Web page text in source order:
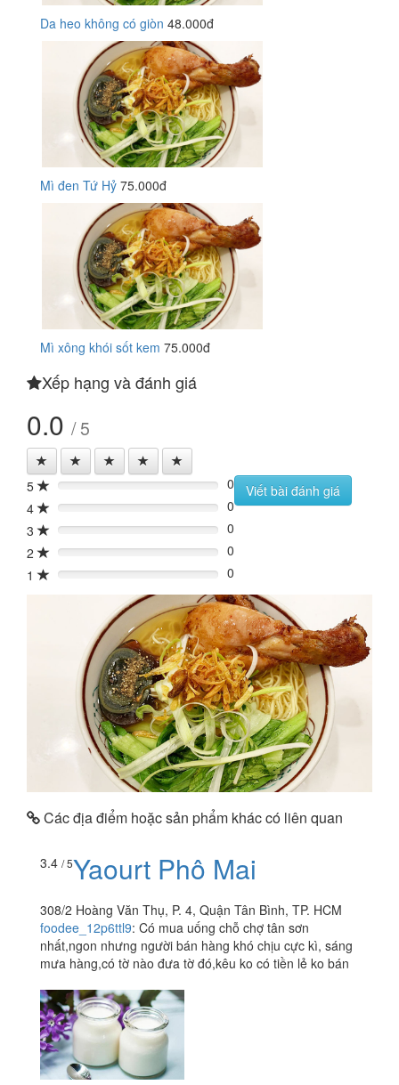
Da heo không có giòn 48.000đ
Mì đen Tứ Hỷ 75.000đ
Mì xông khói sốt kem 75.000đ
Xếp hạng và đánh giá
0.0 / 5
5 0%
0
4
0%
0
3
0%
0
2
0%
0
1
0% 0
Viết bài đánh giá
Các địa điểm hoặc sản phẩm khác có liên quan
3.4 / 5Yaourt Phô Mai
308/2 Hoàng Văn Thụ, P. 4, Quận Tân Bình, TP. HCM
foodee_12p6ttl9: Có mua uống chỗ chợ tân sơn
nhất,ngon nhưng người bán hàng khó chịu cực kì, sáng
mưa hàng,có tờ nào đưa tờ đó,kêu ko có tiền lẻ ko bán